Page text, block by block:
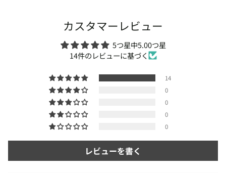
カスタマーレビュー
5つ星中5.00つ星
14件のレビューに基づく
14
0
0
0
0
レビューを書く